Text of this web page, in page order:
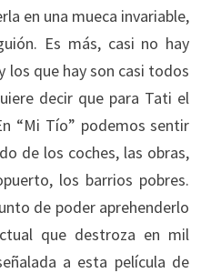
en una mueca invariable,
Es más, casi no hay
los que hay son casi todos
decir que para Tati el
“Mi Tío” podemos sentir
de los coches, las obras,
los barrios pobres.
de poder aprehenderlo
que destroza en mil
a esta película de